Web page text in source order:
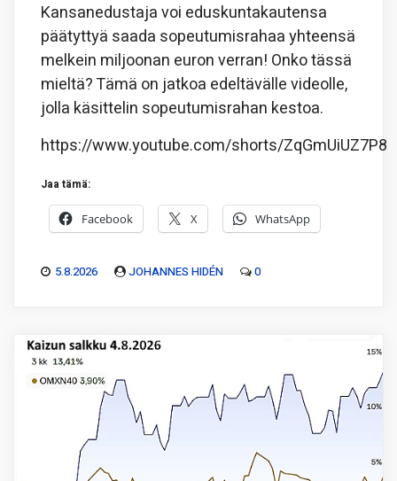
Kansanedustaja voi eduskuntakautensa
päätyttyä saada sopeutumisrahaa yhteensä
melkein miljoonan euron verran! Onko tässä
mieltä? Tämä on jatkoa edeltävälle videolle,
jolla käsittelin sopeutumisrahan kestoa.
https://www.youtube.com/shorts/ZqGmUiUZ7P8
Jaa tämä:
Facebook X WhatsApp
5.8.2026 JOHANNES HIDÉN 0